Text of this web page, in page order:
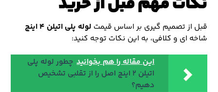
قبل از تصمیم گیری بر اساس قیمت لوله پلی اتیلن ۴ اینچ
شاخه ای و کلافی، به این نکات توجه کنید:
این مقاله را هم بخوانید چطور لوله پلی
اتیلن ۲ اینچ اصل را از تقلبی تشخیص
دهیم؟